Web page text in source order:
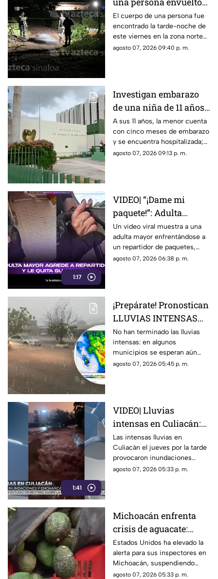
en colchonetas, en Los
Cerritos, Culiacán
El cuerpo de una persona fue
encontrado la tarde-noche de
este viernes en la zona norte
de Culiacán
agosto 07, 2026 09:40 p. m.
Investigan embarazo
de una niña de 11 años;
Nohemí quedó
internada con cinco
meses de gestación
A sus 11 años, la menor cuenta
con cinco meses de embarazo
y se encuentra hospitalizada;
autoridades investigan el caso
agosto 07, 2026 09:13 p. m.
1:17
VIDEO| “¡Dame mi
paquete!”: Adulta
mayor agrede a
repartidor y le quita su
celular
Un video viral muestra a una
adulta mayor enfrentándose a
un repartidor de paquetes,
exigiendo su entrega y
agosto 07, 2026 06:38 p. m.
¡Prepárate! Pronostican
LLUVIAS INTENSAS
todo el fin de semana
en estos municipios de
Sinaloa
No han terminado las lluvias
intensas: en algunos
municipios se esperan aún
durante este fin de semana,
agosto 07, 2026 05:45 p. m.
1:41
VIDEO| Lluvias
intensas en Culiacán:
inundaciones y
personas arrastradas
Las intensas lluvias en
Culiacán el jueves por la tarde
provocaron inundaciones
severas y el desbordamiento
agosto 07, 2026 05:33 p. m.
Michoacán enfrenta
crisis de aguacate:
Estados Unidos frena
exportaciones
Estados Unidos ha elevado la
alerta para sus inspectores en
Michoacán, suspendiendo
exportaciones de aguacate y
agosto 07, 2026 05:33 p. m.